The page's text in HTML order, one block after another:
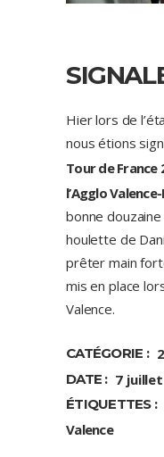
Hier lors de
nous étions
Tour de France
l’Agglo
bonne
houlette de
prêter main
mis en place
Valence.
CATÉGORIE :
DATE : 7 juillet
ÉTIQUETTES :
Valence